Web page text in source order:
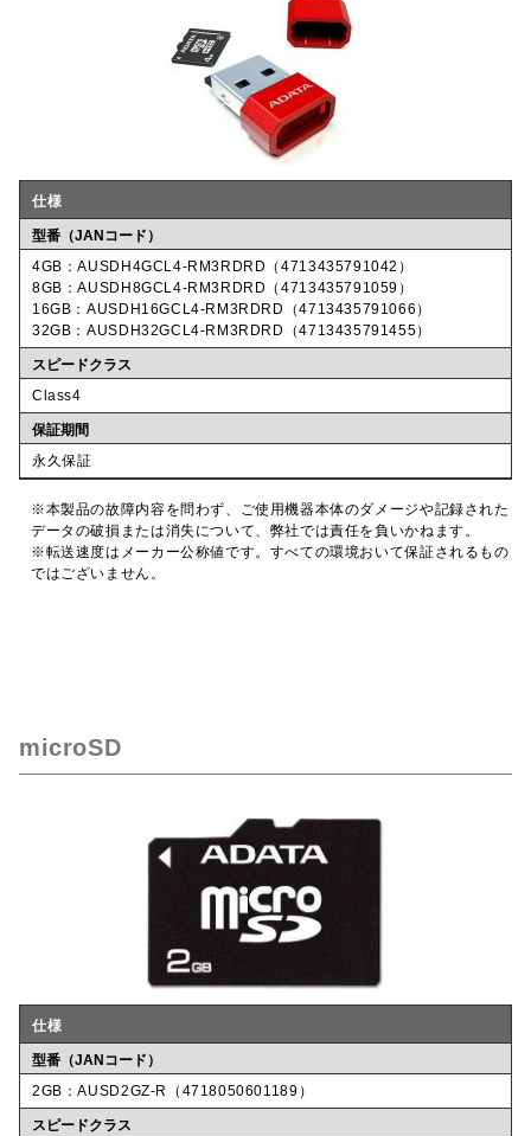
仕様
型番（JANコード）
4GB：AUSDH4GCL4-RM3RDRD（4713435791042）
8GB：AUSDH8GCL4-RM3RDRD（4713435791059）
16GB：AUSDH16GCL4-RM3RDRD（4713435791066）
32GB：AUSDH32GCL4-RM3RDRD（4713435791455）
スピードクラス
Class4
保証期間
永久保証
※本製品の故障内容を問わず、ご使用機器本体のダメージや記録された
データの破損または消失について、弊社では責任を負いかねます。
※転送速度はメーカー公称値です。すべての環境おいて保証されるもの
ではございません。
microSD
仕様
型番（JANコード）
2GB：AUSD2GZ-R（4718050601189）
スピードクラス